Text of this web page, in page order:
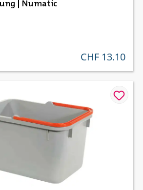
| Numatic
regulärer preis:
CHF 13.10